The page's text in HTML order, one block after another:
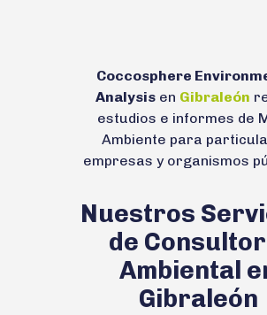
Coccosphere
Analysisen Gibraleón
estudios e informes de
Ambiente para
empresas y organismos
Nuestros
de
Ambiental
Gibraleón